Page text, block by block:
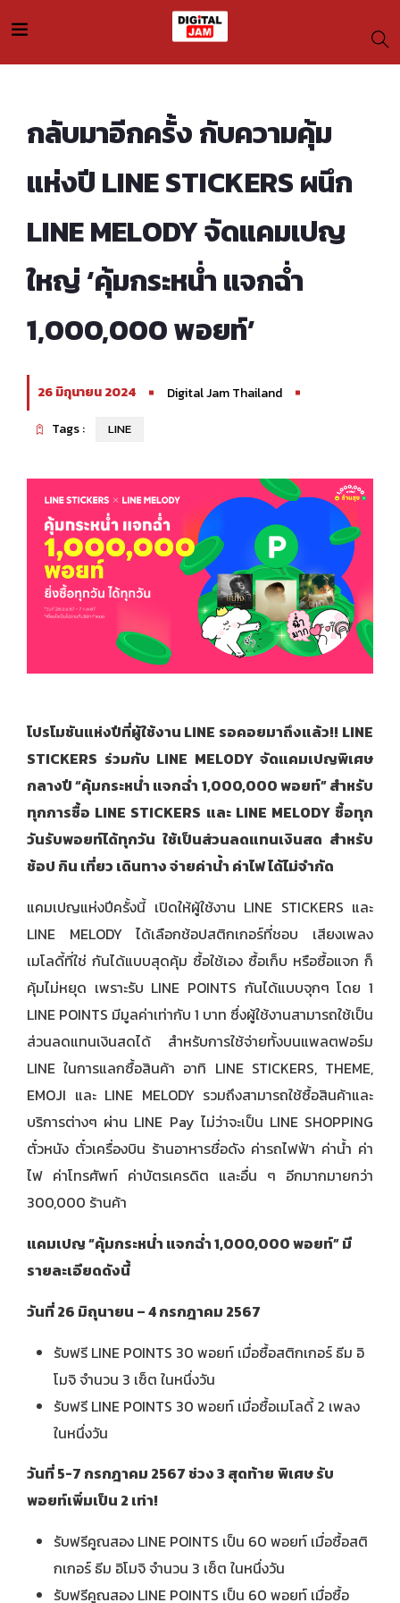
กลับมาอีกครั้ง กับความคุ้ม
แห่งปี LINE STICKERS ผนึก
LINE MELODY จัดแคมเปญ
ใหญ่ ‘คุ้มกระหน่ำ แจกฉ่ำ
1,000,000 พอยท์’
26 มิถุนายน 2024
Digital Jam Thailand
Tags :
LINE
โปรโมชันแห่งปีที่ผู้ใช้งาน LINE รอคอยมาถึงแล้ว!! LINE
STICKERS ร่วมกับ LINE MELODY จัดแคมเปญพิเศษ
กลางปี “คุ้มกระหน่ำ แจกฉ่ำ 1,000,000 พอยท์” สำหรับ
ทุกการซื้อ LINE STICKERS และ LINE MELODY ซื้อทุก
วันรับพอยท์ได้ทุกวัน ใช้เป็นส่วนลดแทนเงินสด สำหรับ
ช้อป กิน เที่ยว เดินทาง จ่ายค่าน้ำ ค่าไฟ ได้ไม่จำกัด
แคมเปญแห่งปีครั้งนี้ เปิดให้ผู้ใช้งาน LINE STICKERS และ
LINE MELODY ได้เลือกช้อปสติกเกอร์ที่ชอบ เสียงเพลง
เมโลดี้ที่ใช่ กันได้แบบสุดคุ้ม ซื้อใช้เอง ซื้อเก็บ หรือซื้อแจก ก็
คุ้มไม่หยุด เพราะรับ LINE POINTS กันได้แบบจุกๆ โดย 1
LINE POINTS มีมูลค่าเท่ากับ 1 บาท ซึ่งผู้ใช้งานสามารถใช้เป็น
ส่วนลดแทนเงินสดได้ สำหรับการใช้จ่ายทั้งบนแพลตฟอร์ม
LINE ในการแลกซื้อสินค้า อาทิ LINE STICKERS, THEME,
EMOJI และ LINE MELODY รวมถึงสามารถใช้ซื้อสินค้าและ
บริการต่างๆ ผ่าน LINE Pay ไม่ว่าจะเป็น LINE SHOPPING
ตั๋วหนัง ตั๋วเครื่องบิน ร้านอาหารชื่อดัง ค่ารถไฟฟ้า ค่าน้ำ ค่า
ไฟ ค่าโทรศัพท์ ค่าบัตรเครดิต และอื่น ๆ อีกมากมายกว่า
300,000 ร้านค้า
แคมเปญ“คุ้มกระหน่ำ แจกฉ่ำ 1,000,000 พอยท์” มี
รายละเอียดดังนี้
วันที่26 มิถุนายน – 4 กรกฎาคม 2567
รับฟรี LINE POINTS 30 พอยท์ เมื่อซื้อสติกเกอร์ ธีม อิ
โมจิ จำนวน 3 เซ็ต ในหนึ่งวัน
รับฟรี LINE POINTS 30 พอยท์ เมื่อซื้อเมโลดี้ 2 เพลง
ในหนึ่งวัน
วันที่5-7 กรกฎาคม 2567 ช่วง 3 สุดท้าย พิเศษ รับ
พอยท์เพิ่มเป็น 2 เท่า!
รับฟรีคูณสอง LINE POINTS เป็น 60 พอยท์ เมื่อซื้อสติ
กเกอร์ ธีม อิโมจิ จำนวน 3 เซ็ต ในหนึ่งวัน
รับฟรีคูณสอง LINE POINTS เป็น 60 พอยท์ เมื่อซื้อ